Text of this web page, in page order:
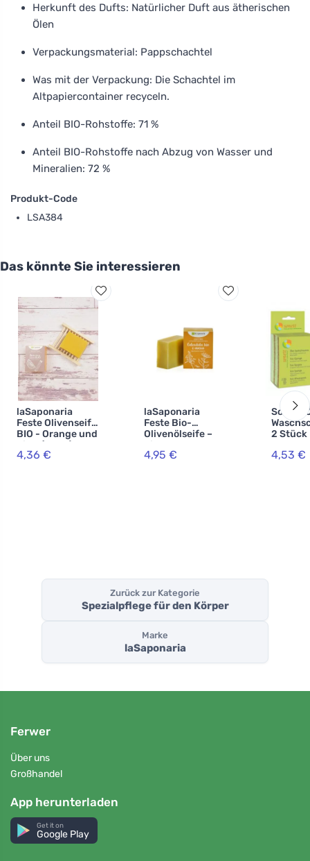
Herkunft des Dufts: Natürlicher Duft aus ätherischen
Ölen
Verpackungsmaterial: Pappschachtel
Was mit der Verpackung: Die Schachtel im
Altpapiercontainer recyceln.
Anteil BIO-Rohstoffe: 71 %
Anteil BIO-Rohstoffe nach Abzug von Wasser und
Mineralien: 72 %
Produkt-Code
LSA384
Das könnte Sie interessieren
laSaponaria
Feste Olivenseife
BIO - Orange und
Zimt (100 g)
4,36 €
laSaponaria
Feste Bio-
Olivenölseife –
Ringelblume &
Hafer (100 g) –
4,95 €
Sonett
2 Stück
4,53 €
Zurück zur Kategorie
Spezialpflege für den Körper
Marke
laSaponaria
Ferwer
Über uns
Großhandel
App herunterladen
Get it on
Google Play